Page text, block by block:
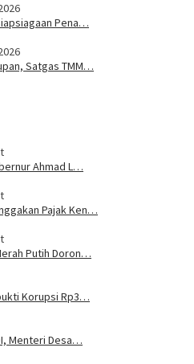
Pena…
Satgas TMM…
Ahmad L…
Pajak Ken…
Putih Doron…
Korupsi Rp3…
Menteri Desa…